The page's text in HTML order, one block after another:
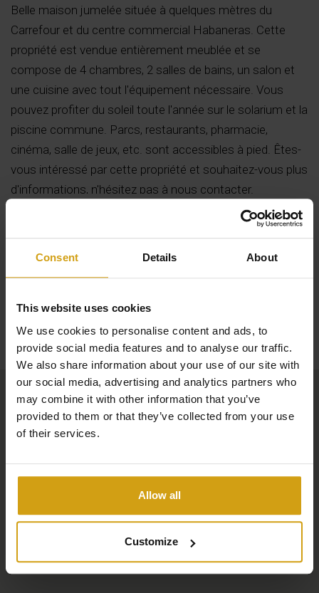
Consent Details About
This website uses cookies
We use cookies to personalise content and ads, to
provide social media features and to analyse our traffic.
We also share information about your use of our site with
our social media, advertising and analytics partners who
may combine it with other information that you’ve
provided to them or that they’ve collected from your use
of their services.
Allow all
Customize
Belle maison jumelée située à quelques mètres du
Carrefour et du centre commercial Habaneras. Cette
propriété est vendue entièrement meublée et se
compose de 4 chambres, 2 salles de bains, un salon et
une cuisine avec tout l'équipement nécessaire. Vous
pouvez profiter du soleil toute l'année sur le solarium et la
piscine commune. Parcs, restaurants, pharmacie,
cinéma, salle de jeux, etc. sont accessibles à pied. Êtes-
vous intéressé par cette propriété et souhaitez-vous plus
d'informations, n'hésitez pas à nous contacter.
Carte